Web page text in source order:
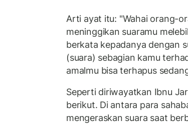
Arti ayat itu: "Wahai orang-
meninggikan suaramu
berkata kepadanya dengan
(suara) sebagian kamu
amalmu bisa terhapus
Seperti diriwayatkan Ibnu
berikut. Di antara para
mengeraskan suara saat